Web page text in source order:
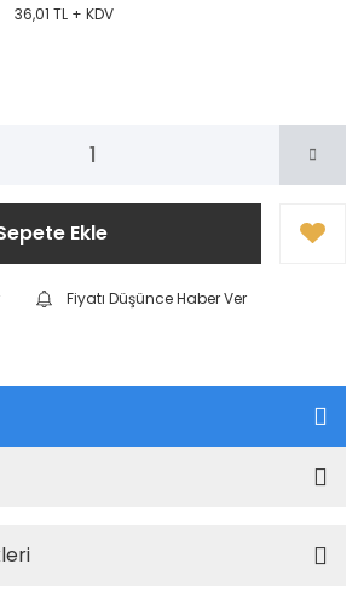
36,01 TL + KDV
Ekle
Fiyatı Düşünce Haber Ver